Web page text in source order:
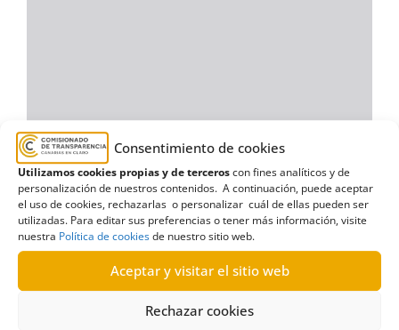
Consentimiento de cookies
Utilizamos cookies propias y de terceroscon fines analíticos y de
personalización de nuestros contenidos. A continuación, puede aceptar
el uso de cookies, rechazarlas o personalizar cuál de ellas pueden ser
utilizadas. Para editar sus preferencias o tener más información, visite
nuestra Política de cookiesde nuestro sitio web.
Aceptar y visitar el sitio web
Rechazar cookies